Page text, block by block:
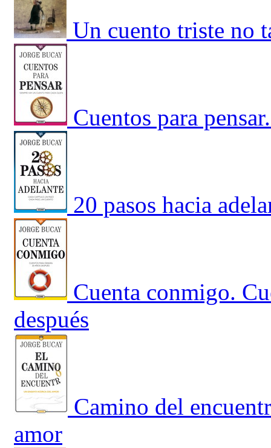
Un cuento triste no
Cuentos para
20 pasos hacia
Cuenta conmigo.
después
Camino del
amor